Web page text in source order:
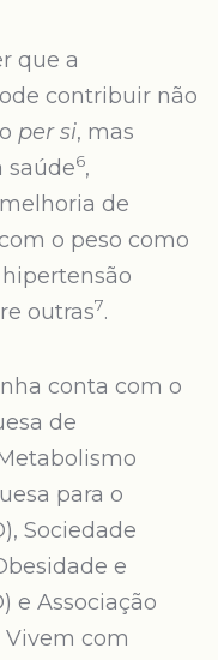
que a
contribuir não
per si, mas
saúde6,
de
o peso como
outras7.
conta com o
de
para o
Sociedade
e
e Associação
Vivem com